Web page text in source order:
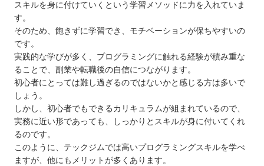
スキルを身に付けていくという学習メソッドに力を入れていま
す。
そのため、飽きずに学習でき、モチベーションが保ちやすいの
です。
実践的な学びが多く、プログラミングに触れる経験が積み重な
ることで、副業や転職後の自信につながります。
初心者にとっては難し過ぎるのではないかと感じる方は多いで
しょう。
しかし、初心者でもできるカリキュラムが組まれているので、
実務に近い形であっても、しっかりとスキルが身に付いてくれ
るのです。
このように、テックジムでは高いプログラミングスキルを学べ
ますが、他にもメリットが多くあります。